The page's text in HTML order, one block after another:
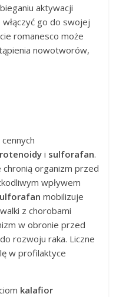
aktywacji
go do swojej
romanesco może
nowotworów,
i sulforafan.
chronią organizm przed
wpływem
mobilizuje
z chorobami
w obronie przed
rozwoju raka. Liczne
w profilaktyce
kalafior